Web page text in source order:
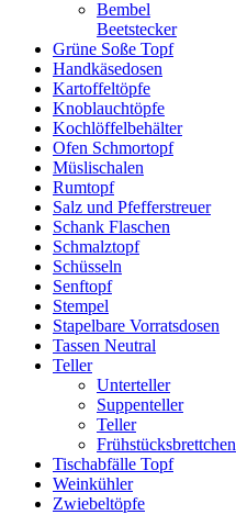
Bembel
Beetstecker
Grüne Soße Topf
Handkäsedosen
Kartoffeltöpfe
Knoblauchtöpfe
Kochlöffelbehälter
Ofen Schmortopf
Müslischalen
Rumtopf
Salz und Pfefferstreuer
Schank Flaschen
Schmalztopf
Schüsseln
Senftopf
Stempel
Stapelbare Vorratsdosen
Tassen Neutral
Teller
Unterteller
Suppenteller
Teller
Frühstücksbrettchen
Tischabfälle Topf
Weinkühler
Zwiebeltöpfe